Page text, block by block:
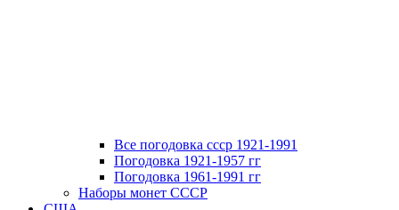
Все погодовка ссср 1921-1991
Погодовка 1921-1957 гг
Погодовка 1961-1991 гг
Наборы монет СССР